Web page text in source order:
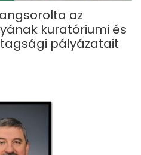
az
kuratóriumi és
pályázatait